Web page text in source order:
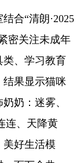
合“清朗·2025
密关注未成年
类、学习教育
结果显示猫咪
奶：迷雾、
连、天降黄
好生活模